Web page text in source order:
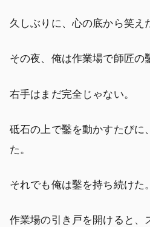
久しぶりに、心の底から笑え
その夜、俺は作業場で師匠の
右手はまだ完全じゃない。
砥石の上で鑿を動かすたびに
た。
それでも俺は鑿を持ち続けた。
作業場の引き戸を開けると、